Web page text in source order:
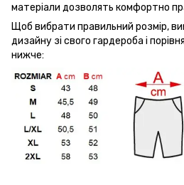
матеріали дозволять комфортно
Щоб вибрати правильний розмір,
дизайну зі свого гардероба і
нижче: